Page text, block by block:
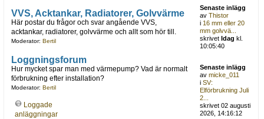
VVS, Acktankar, Radiatorer, Golvvärme
Här postar du frågor och svar angående VVS,
acktankar, radiatorer, golvvärme och allt som hör till.
Moderator: Bertil
Senaste inlägg
avThistor
i 16 mm eller 20
mm golvvä...
skrivetIdag kl.
10:05:40
Loggningsforum
Hur mycket spar man med värmepump? Vad är normalt
förbrukning efter installation?
Moderator: Bertil
Loggade
anläggningar
Senaste inlägg
avmicke_011
iSV:
Elförbrukning Juli
2...
skrivet 02 augusti
2026, 14:16:12